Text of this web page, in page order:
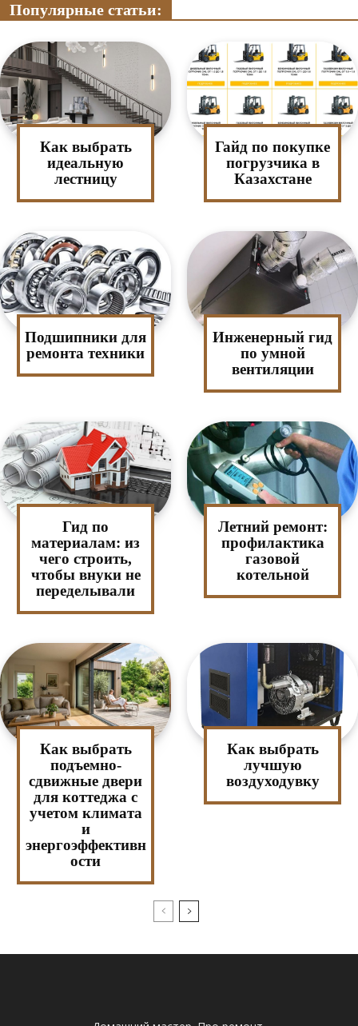
Популярные статьи:
Как выбрать
идеальную
лестницу
Гайд по покупке
погрузчика в
Казахстане
Подшипники для
ремонта техники
Инженерный гид
по умной
вентиляции
Гид по
материалам: из
чего строить,
чтобы внуки не
переделывали
Летний ремонт:
профилактика
газовой
котельной
Как выбрать
подъемно-
сдвижные двери
для коттеджа с
учетом климата
и
энергоэффективн
ости
Как выбрать
лучшую
воздуходувку